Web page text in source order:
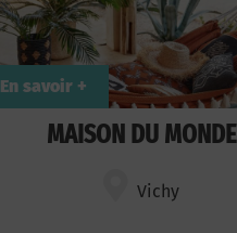
MAISON DU MONDE
Vichy
En savoir +